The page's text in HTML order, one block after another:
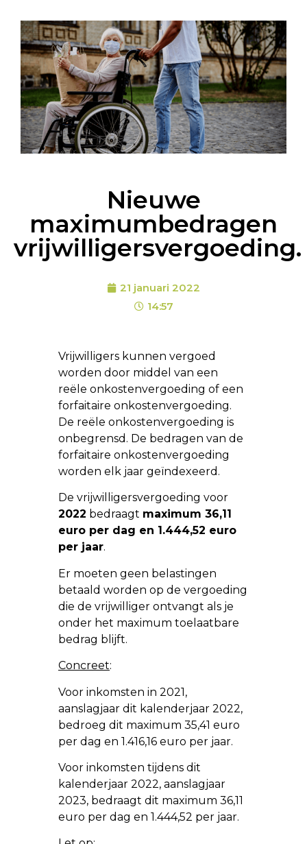
Nieuwe
maximumbedragen
vrijwilligersvergoeding.
21 januari 2022
14:57
Vrijwilligers kunnen vergoed
worden door middel van een
reële onkostenvergoeding of een
forfaitaire onkostenvergoeding.
De reële onkostenvergoeding is
onbegrensd. De bedragen van de
forfaitaire onkostenvergoeding
worden elk jaar geïndexeerd.
De vrijwilligersvergoeding voor
2022 bedraagt maximum 36,11
euro per dag en 1.444,52 euro
per jaar.
Er moeten geen belastingen
betaald worden op de vergoeding
die de vrijwilliger ontvangt als je
onder het maximum toelaatbare
bedrag blijft.
Concreet:
Voor inkomsten in 2021,
aanslagjaar dit kalenderjaar 2022,
bedroeg dit maximum 35,41 euro
per dag en 1.416,16 euro per jaar.
Voor inkomsten tijdens dit
kalenderjaar 2022, aanslagjaar
2023, bedraagt dit maximum 36,11
euro per dag en 1.444,52 per jaar.